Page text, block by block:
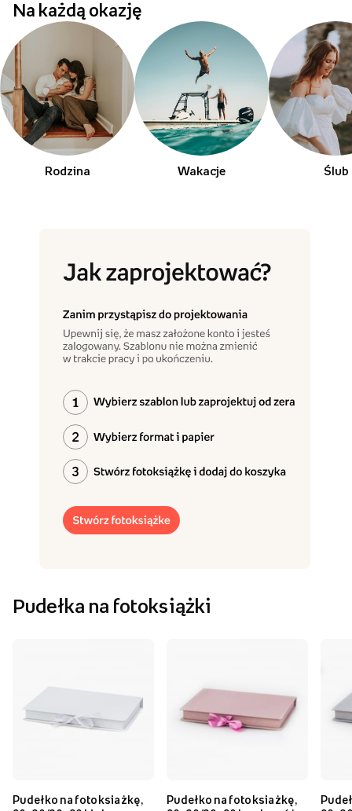
Na każdą okazję
Rodzina Wakacje Ślub
Pudełka na fotoksiążki
Pudełko na fotoksiażkę,
Pudełko na fotoksiażkę,